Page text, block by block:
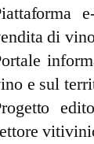
di
e sul